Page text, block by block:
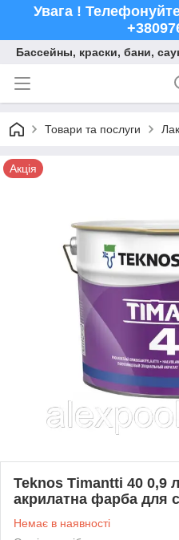
Увага !
Бассейны, краски, бани,
Товари та послуги
Акція
Teknos Timantti 40 0,9
акрилатна фарба для
Немає в наявності